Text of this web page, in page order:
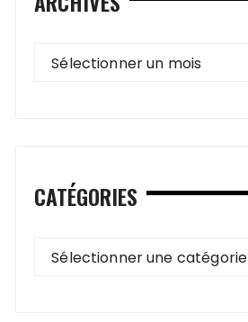
Archives
Sélectionner un mois
CATÉGORIES
Catégories
Sélectionner une catégorie